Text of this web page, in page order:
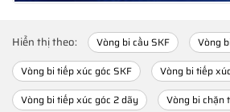
Hiển thị theo: Vòng bi cầu SKF
Vòng
Vòng bi tiếp xúc góc SKF
Vòng bi tiếp
Vòng bi tiếp xúc góc 2 dãy
Vòng bi chặn